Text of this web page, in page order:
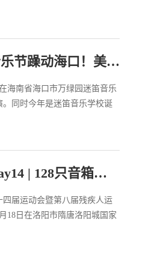
主舞台采用国产品牌音响。
迷笛音乐节躁动海口！美真音响助力万人狂欢！
海南省海口市万绿园迷笛音乐
。同时今年是迷笛音乐学校诞
个年头，海口迷笛音乐节吹响
年”的集结号。
MiniRay14 | 128只音箱助力河南省运会！
四届运动会暨第八届残疾人运
18日在洛阳市隋唐洛阳城国家
应天门拉开帷幕。省委书记楼
式并宣布运动会开幕，省长